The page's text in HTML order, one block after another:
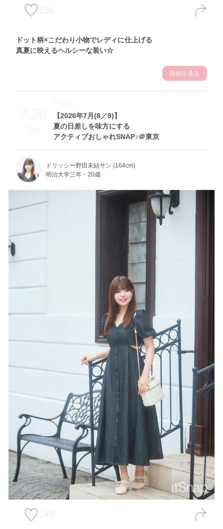
156
ドット柄×こだわり小物でレディに仕上げる
真夏に映えるヘルシーな装い☆
詳細を見る
7.28
Tue
【2026年7月(8／9)】
夏の日差しを味方にする
アクティブおしゃれSNAP♪＠東京
Theme
ドリッシー野田未結サン (164cm)
明治大学三年・20歳
149